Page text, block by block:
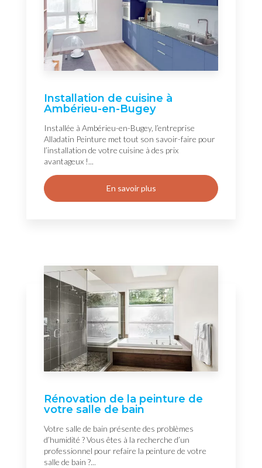
Installation de cuisine à
Ambérieu-en-Bugey
Installée à Ambérieu-en-Bugey, l’entreprise
Alladatin Peinture met tout son savoir-faire pour
l’installation de votre cuisine à des prix
avantageux !...
En savoir plus
Rénovation de la peinture de
votre salle de bain
Votre salle de bain présente des problèmes
d’humidité ? Vous êtes à la recherche d’un
professionnel pour refaire la peinture de votre
salle de bain ?...